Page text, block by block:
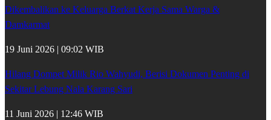
Dikembalikan ke Keluarga Berkat Kerja Sama Warga &
Damkarmat
19 Juni 2026 | 09:02 WIB
Hilang Dompet Milik Rio Wahyudi, Berisi Dokumen Penting di
Sekitar Lebung Nala Karang Sari
11 Juni 2026 | 12:46 WIB